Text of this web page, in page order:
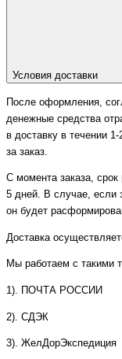
Условия доставки
После оформления,
денежные средства
в доставку в течении
за заказ.
С момента заказа, срок
5 дней. В случае, если
он будет
Доставка
Мы работаем с такими
1). ПОЧТА РОССИИ
2). СДЭК
3). ЖелДорЭкспедиция